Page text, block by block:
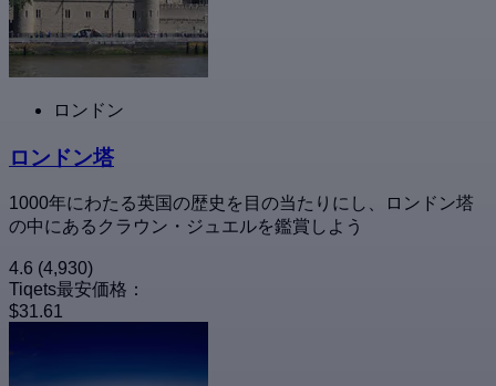
ロンドン
ロンドン塔
1000年にわたる英国の歴史を目の当たりにし、ロンドン塔
の中にあるクラウン・ジュエルを鑑賞しよう
4.6 (4,930)
Tiqets最安価格：
$31.61